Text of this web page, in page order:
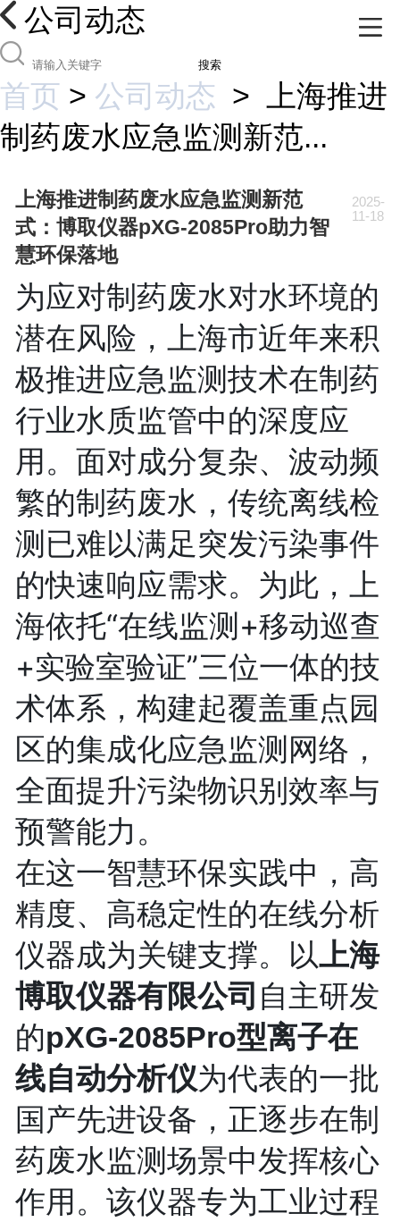
公司动态
搜索
首页 > 公司动态 >
上海推进
制药废水应急监测新范...
上海推进制药废水应急监测新范
式：博取仪器pXG-2085Pro助力智
慧环保落地
2025-
11-18
为应对制药废水对水环境的
潜在风险，上海市近年来积
极推进应急监测技术在制药
行业水质监管中的深度应
用。面对成分复杂、波动频
繁的制药废水，传统离线检
测已难以满足突发污染事件
的快速响应需求。为此，上
海依托“在线监测+移动巡查
+实验室验证”三位一体的技
术体系，构建起覆盖重点园
区的集成化应急监测网络，
全面提升污染物识别效率与
预警能力。
在这一智慧环保实践中，高
精度、高稳定性的在线分析
仪器成为关键支撑。以 上海
博取仪器有限公司 自主研发
的pXG-2085Pro型离子在
线自动分析仪为代表的一批
国产先进设备，正逐步在制
药废水监测场景中发挥核心
作用。该仪器专为工业过程